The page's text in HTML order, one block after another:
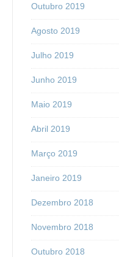
Outubro 2019
Agosto 2019
Julho 2019
Junho 2019
Maio 2019
Abril 2019
Março 2019
Janeiro 2019
Dezembro 2018
Novembro 2018
Outubro 2018